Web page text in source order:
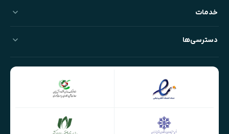
خدمات
دسترسی‌ها